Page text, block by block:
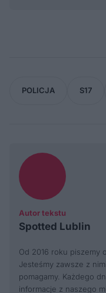
POLICJA S17
Autor tekstu
Spotted Lublin
Od 2016 roku piszemy
Jesteśmy zawsze z
pomagamy. Każdego
informacje z naszego